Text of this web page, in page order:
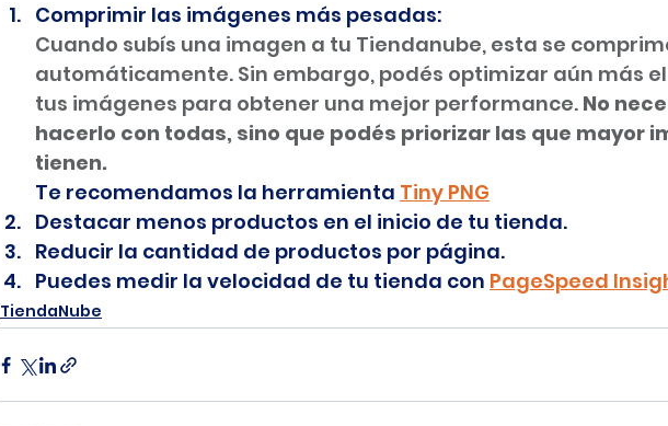
Comprimir las imágenes más pesadas:
Cuando subís una imagen a tu Tiendanube, esta se
automáticamente. Sin embargo, podés optimizar aún más
tus imágenes para obtener una mejor performance. No
hacerlo con todas, sino que podés priorizar las que mayor
tienen.
Te recomendamos la herramienta Tiny PNG
Destacar menos productos en el inicio de tu tienda.
Reducir la cantidad de productos por página.
Puedes medir la velocidad de tu tienda con PageSpeed
TiendaNube